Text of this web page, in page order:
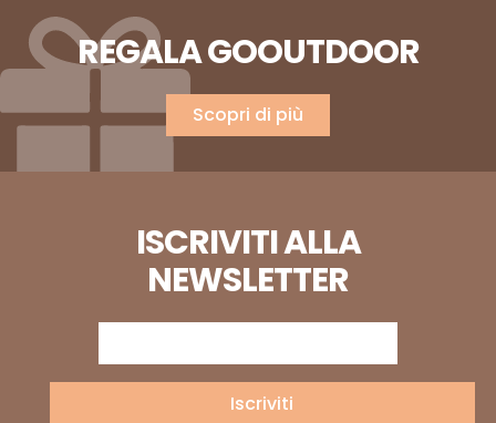
REGALA GOOUTDOOR
Scopri di più
ISCRIVITI ALLA
NEWSLETTER
Iscriviti